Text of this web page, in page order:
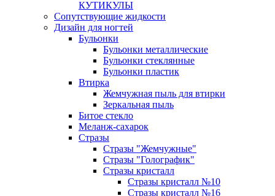
КУТИКУЛЫ
Сопутствующие жидкости
Дизайн для ногтей
Бульонки
Бульонки металлические
Бульонки стеклянные
Бульонки пластик
Втирка
Жемчужная пыль для втирки
Зеркальная пыль
Битое стекло
Меланж-сахарок
Стразы
Стразы "Жемчужные"
Стразы "Голографик"
Стразы кристалл
Стразы кристалл №10
Стразы кристалл №16